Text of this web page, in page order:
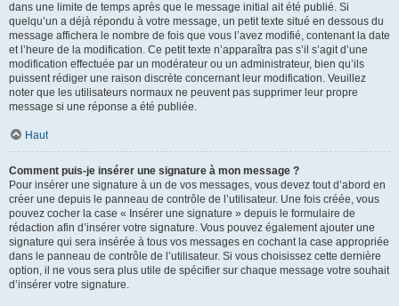
dans une limite de temps après que le message initial ait été publié. Si
quelqu’un a déjà répondu à votre message, un petit texte situé en dessous du
message affichera le nombre de fois que vous l’avez modifié, contenant la date
et l’heure de la modification. Ce petit texte n’apparaîtra pas s’il s’agit d’une
modification effectuée par un modérateur ou un administrateur, bien qu’ils
puissent rédiger une raison discrète concernant leur modification. Veuillez
noter que les utilisateurs normaux ne peuvent pas supprimer leur propre
message si une réponse a été publiée.
Haut
Comment puis-je insérer une signature à mon message ?
Pour insérer une signature à un de vos messages, vous devez tout d’abord en
créer une depuis le panneau de contrôle de l’utilisateur. Une fois créée, vous
pouvez cocher la case « Insérer une signature » depuis le formulaire de
rédaction afin d’insérer votre signature. Vous pouvez également ajouter une
signature qui sera insérée à tous vos messages en cochant la case appropriée
dans le panneau de contrôle de l’utilisateur. Si vous choisissez cette dernière
option, il ne vous sera plus utile de spécifier sur chaque message votre souhait
d’insérer votre signature.